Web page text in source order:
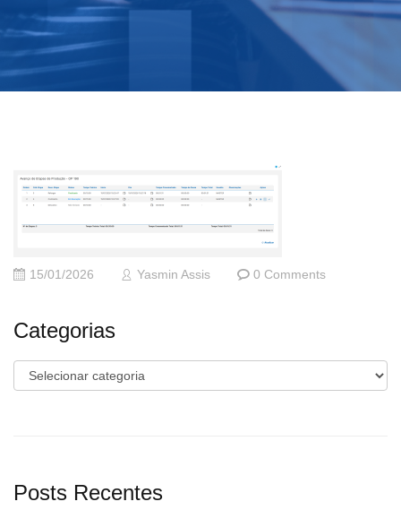
15/01/2026 Yasmin Assis 0 Comments
Categorias
Categorias
Posts Recentes